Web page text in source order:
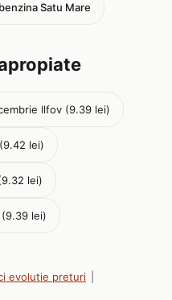
Satu Mare
Ilfov (9.39 lei)
lei)
lei)
(9.39 lei)
evolutie preturi